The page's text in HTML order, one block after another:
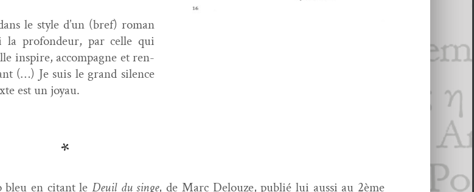
le style d’un (bref) roman
la pro­fondeur, par celle qui
inspire, accom­pa­gne et ren­
(…) Je suis le grand silence
est un joyau.
*
bleu en citant leDeuil du singe, de Marc Delouze, pub­lié lui aus­si au 2ème